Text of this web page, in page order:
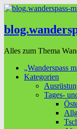
Alles zum Thema
„Wanderspass
Kategorien
Tages-